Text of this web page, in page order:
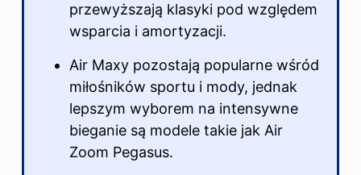
przewyższają klasyki pod względem
wsparcia i amortyzacji.
Air Maxy pozostają popularne wśród
miłośników sportu i mody, jednak
lepszym wyborem na intensywne
bieganie są modele takie jak Air
Zoom Pegasus.